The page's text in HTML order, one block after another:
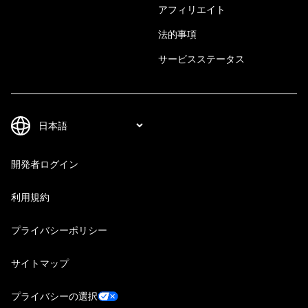
アフィリエイト
法的事項
サービスステータス
開発者ログイン
利用規約
プライバシーポリシー
サイトマップ
プライバシーの選択